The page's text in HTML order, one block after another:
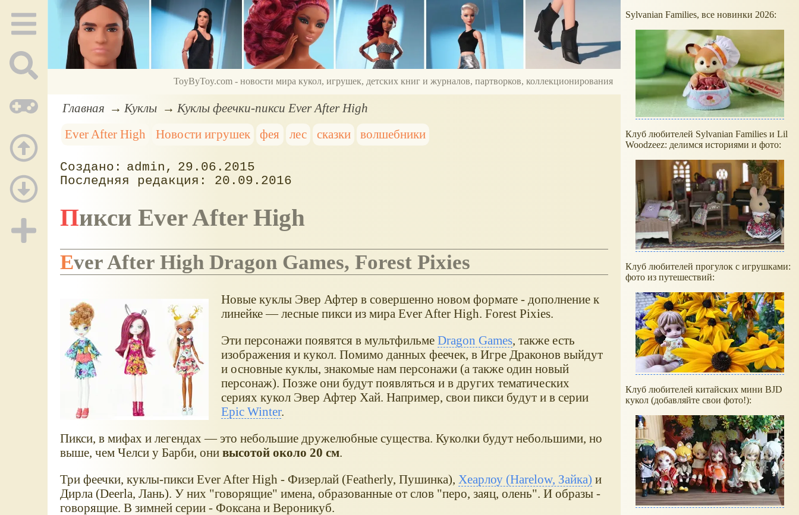
ToyByToy.com - новости мира кукол, игрушек, детских книг и журналов, партворков, коллекционирования
Главная Куклы
Куклы феечки-пикси Ever After High
Ever After High
Новости игрушек фея лес сказки волшебники
admin
29.06.2015
20.09.2016
Пикси Ever After High
Ever After High Dragon Games, Forest Pixies
Новые куклы Эвер Афтер в совершенно новом формате - дополнение к
линейке — лесные пикси из мира Ever After High. Forest Pixies.
Эти персонажи появятся в мультфильме Dragon Games, также есть
изображения и кукол. Помимо данных феечек, в Игре Драконов выйдут
и основные куклы, знакомые нам персонажи (а также один новый
персонаж). Позже они будут появляться и в других тематических
сериях кукол Эвер Афтер Хай. Например, свои пикси будут и в серии
Epic Winter.
Пикси, в мифах и легендах — это небольшие дружелюбные существа. Куколки будут небольшими, но
выше, чем Челси у Барби, они высотой около 20 см.
Три феечки, куклы-пикси Ever After High - Физерлай (Featherly, Пушинка), Хеарлоу (Harelow, Зайка) и
Дирла (Deerla, Лань). У них "говорящие" имена, образованные от слов "перо, заяц, олень". И образы -
говорящие. В зимней серии - Фоксана и Вероникуб.
Sylvanian Families, все новинки 2026:
Клуб любителей Sylvanian Families и Lil
Woodzeez: делимся историями и фото:
Клуб любителей прогулок с игрушками:
фото из путешествий:
Клуб любителей китайских мини BJD
кукол (добавляйте свои фото!):